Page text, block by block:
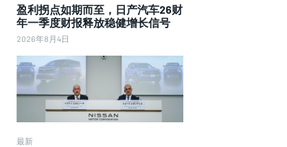
盈利拐点如期而至，日产汽车26财
年一季度财报释放稳健增长信号
2026年8月4日
最新